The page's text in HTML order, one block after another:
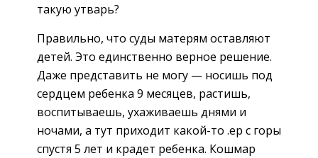
такую утварь?
Правильно, что суды матерям оставляют
детей. Это единственно верное решение.
Даже представить не могу — носишь под
сердцем ребенка 9 месяцев, растишь,
воспитываешь, ухаживаешь днями и
ночами, а тут приходит какой-то .ер с горы
спустя 5 лет и крадет ребенка. Кошмар